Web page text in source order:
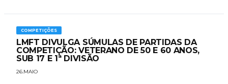
COMPETIÇÕES
LMFT DIVULGA SÚMULAS DE PARTIDAS DA
COMPETIÇÃO: VETERANO DE 50 E 60 ANOS,
SUB 17 E 1ª DIVISÃO
26.MAIO